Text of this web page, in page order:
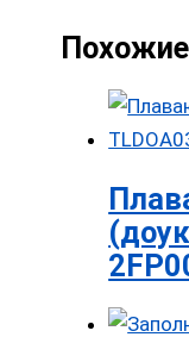
Похожие